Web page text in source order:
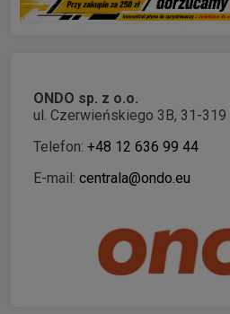
ONDO sp. z o.o.
ul. Czerwieńskiego 3B, 31-319
Telefon: +48 12 636 99 44
E-mail: centrala@ondo.eu